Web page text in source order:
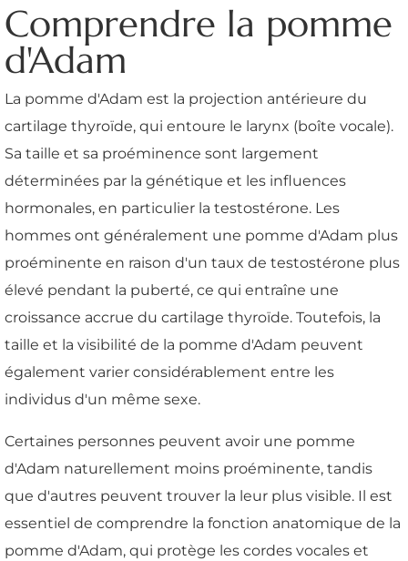
Comprendre la pomme
d'Adam
La pomme d'Adam est la projection antérieure du
cartilage thyroïde, qui entoure le larynx (boîte vocale).
Sa taille et sa proéminence sont largement
déterminées par la génétique et les influences
hormonales, en particulier la testostérone. Les
hommes ont généralement une pomme d'Adam plus
proéminente en raison d'un taux de testostérone plus
élevé pendant la puberté, ce qui entraîne une
croissance accrue du cartilage thyroïde. Toutefois, la
taille et la visibilité de la pomme d'Adam peuvent
également varier considérablement entre les
individus d'un même sexe.
Certaines personnes peuvent avoir une pomme
d'Adam naturellement moins proéminente, tandis
que d'autres peuvent trouver la leur plus visible. Il est
essentiel de comprendre la fonction anatomique de la
pomme d'Adam, qui protège les cordes vocales et